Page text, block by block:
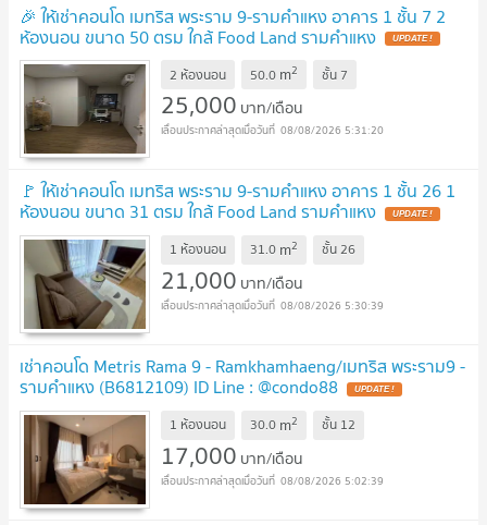
🎉 ให้เช่าคอนโด เมทริส พระราม 9-รามคำแหง อาคาร 1 ชั้น 7 2
ห้องนอน ขนาด 50 ตรม ใกล้ Food Land รามคำแหง UPDATE !
2 ห้องนอน 50.0 m2 ชั้น 7
25,000 บาท/เดือน
08/08/2026 5:31:20
🚩 ให้เช่าคอนโด เมทริส พระราม 9-รามคำแหง อาคาร 1 ชั้น 26 1
ห้องนอน ขนาด 31 ตรม ใกล้ Food Land รามคำแหง UPDATE !
1 ห้องนอน 31.0 m2 ชั้น26
21,000 บาท/เดือน
08/08/2026 5:30:39
เช่าคอนโด Metris Rama 9 - Ramkhamhaeng/เมทริส พระราม9 -
รามคำแหง (B6812109) ID Line : @condo88 UPDATE !
1 ห้องนอน 30.0 m2 ชั้น 12
17,000 บาท/เดือน
08/08/2026 5:02:39